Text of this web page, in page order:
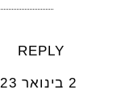
REPLY
2 בינואר 2023 בשעה 13:48